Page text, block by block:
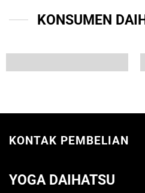
KONSUMEN
KONTAK PEMBELIAN
YOGA DAIHATSU